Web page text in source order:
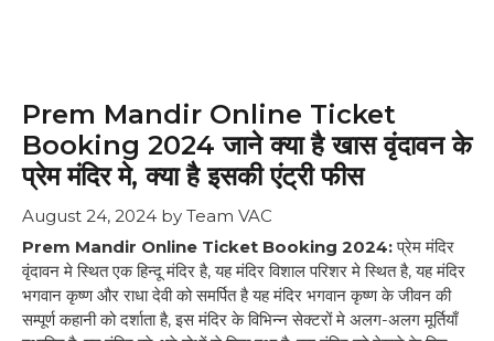
Prem Mandir Online Ticket
Booking 2024 जाने क्या है खास वृंदावन के
प्रेम मंदिर मे, क्या है इसकी एंट्री फीस
August 24, 2024 by Team VAC
Prem Mandir Online Ticket Booking 2024:प्रेम मंदिर
वृंदावन मे स्थित एक हिन्दू मंदिर है, यह मंदिर विशाल परिशर मे स्थित है, यह मंदिर
भगवान कृष्ण और राधा देवी को समर्पित है यह मंदिर भगवान कृष्ण के जीवन की
सम्पूर्ण कहानी को दर्शाता है, इस मंदिर के विभिन्न सेक्टरों मे अलग-अलग मूर्तियाँ